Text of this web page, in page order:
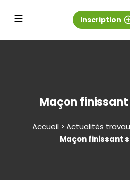
Inscription
Maçon
Accueil > Actualités
Maçon finissant